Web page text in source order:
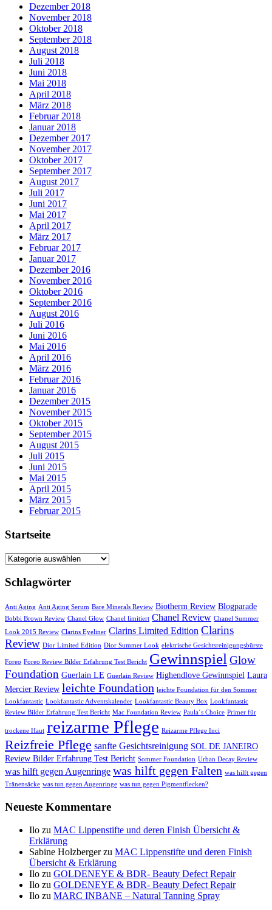
Dezember 2018
November 2018
Oktober 2018
September 2018
August 2018
Juli 2018
Juni 2018
Mai 2018
April 2018
März 2018
Februar 2018
Januar 2018
Dezember 2017
November 2017
Oktober 2017
September 2017
August 2017
Juli 2017
Juni 2017
Mai 2017
April 2017
März 2017
Februar 2017
Januar 2017
Dezember 2016
November 2016
Oktober 2016
September 2016
August 2016
Juli 2016
Juni 2016
Mai 2016
April 2016
März 2016
Februar 2016
Januar 2016
Dezember 2015
November 2015
Oktober 2015
September 2015
August 2015
Juli 2015
Juni 2015
Mai 2015
April 2015
März 2015
Februar 2015
Startseite
Startseite
Schlagwörter
Anti Aging Anti Aging Serum Bare Minerals Review Biotherm Review Blogparade
Bobbi Brown Review Chanel Glow Chanel limitiert Chanel Review Chanel Summer
Look 2015 Review Clarins Eyeliner Clarins Limited Edition Clarins
Review Dior Limited Edition Dior Summer Look elektrische Gesichtsreinigungsbürste
Foreo Foreo Review Bilder Erfahrung Test Bericht Gewinnspiel Glow
Foundation Guerlain LE Guerlain Review Highendlove Gewinnspiel Laura
Mercier Review leichte Foundation leichte Foundation für den Sommer
Lookfantastic Lookfantastic Adventskalender Lookfantastic Beauty Box Lookfantastic
Review Bilder Erfahrung Test Bericht Mac Foundation Review Paula´s Choice Primer für
trockene Haut reizarme Pflege Reizarme Pflege Inci
Reizfreie Pflege sanfte Gesichtsreinigung SOL DE JANEIRO
Review Bilder Erfahrung Test Bericht Sommer Foundation Urban Decay Review
was hilft gegen Augenringe was hilft gegen Falten was hilft gegen
Tränensäcke was tun gegen Augenringe was tun gegen Pigmentflecken?
Neueste Kommentare
Ilo zu MAC Lippenstifte und deren Finish Übersicht &
Erklärung
Sabine Holzbergerzu MAC Lippenstifte und deren Finish
Übersicht & Erklärung
Ilo zu GOLDENEYE & BDR- Beauty Defect Repair
Ilo zu GOLDENEYE & BDR- Beauty Defect Repair
Ilo zu MARC INBANE – Natural Tanning Spray